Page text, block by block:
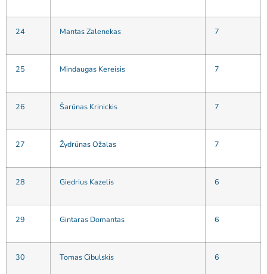
24 Mantas Zalenekas 7
25 Mindaugas Kereisis 7
26 Šarūnas Krinickis 7
27 Žydrūnas Ožalas 7
28 Giedrius Kazelis 6
29 Gintaras Domantas 6
30 Tomas Cibulskis 6